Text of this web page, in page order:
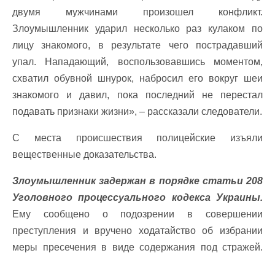
двумя мужчинами произошел конфликт.
Злоумышленник ударил несколько раз кулаком по
лицу знакомого, в результате чего пострадавший
упал. Нападающий, воспользовавшись моментом,
схватил обувной шнурок, набросил его вокруг шеи
знакомого и давил, пока последний не перестал
подавать признаки жизни», – рассказали следователи.
С места происшествия полицейские изъяли
вещественные доказательства.
Злоумышленник задержан в порядке статьи 208
Уголовного процессуального кодекса Украины.
Ему сообщено о подозрении в совершении
преступления и вручено ходатайство об избрании
меры пресечения в виде содержания под стражей.